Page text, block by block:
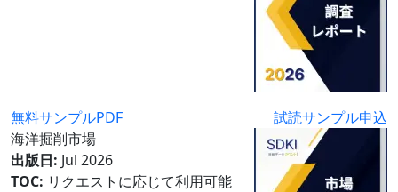
無料サンプルPDF
試読サンプル申込
海洋掘削市場
出版日: Jul 2026
TOC: リクエストに応じて利用可能